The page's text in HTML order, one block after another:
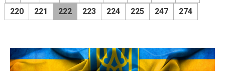
220
221 222 223 224 225 247 274